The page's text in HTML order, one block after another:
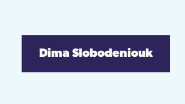
Dima Slobodeniouk